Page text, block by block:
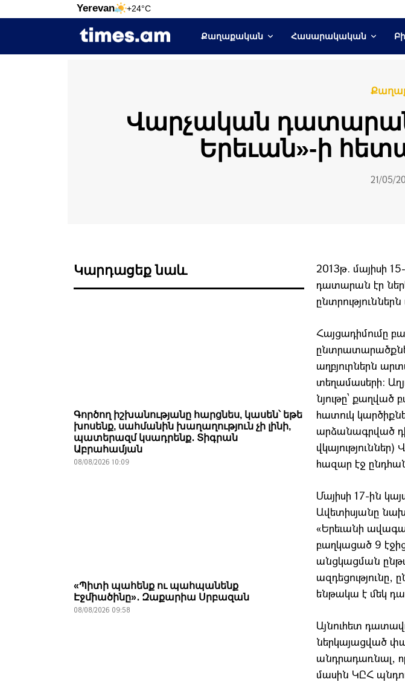
Yerevan +24°C
Քաղաքական Հասարակական
Վարչական
Երեւան»-ի
21/05/
Կարդացեք նաև
Գործող իշխանությանը հարցնես, կասեն՝ եթե
խոսենք, սահմանին խաղաղություն չի լինի,
պատերազմ կսադրենք․ Տիգրան
Աբրահամյան
08/08/2026 10:09
«Պիտի պահենք ու պահպանենք
Էջմիածինը»․ Զաքարիա Սրբազան
08/08/2026 09:58
2013թ. մայիսի
դատարան էր
Հայցադիմումը
աղբյուրներն
տեղամասերի:
նյութը՝
հատուկ
արձանագրված
հազար էջ
Մայիսի 17-ին
Ավետիսյանը
«Երեւանի
բաղկացած 9
անցկացման
ազդեցությունը,
ենթակա է մեկ
Այնուհետ
ներկայացված
անդրադառնալ,
մասին ԿԸՀ